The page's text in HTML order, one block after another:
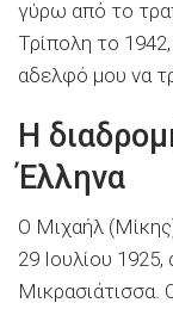
γύρω από το
Τρίπολη το
αδελφό μου να
Η
Έλληνα
Ο Μιχαήλ
29 Ιουλίου
Μικρασιάτισσα.